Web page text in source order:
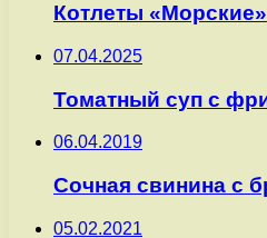
Котлеты «Морские»
07.04.2025
Томатный суп с
06.04.2019
Сочная свинина с
05.02.2021